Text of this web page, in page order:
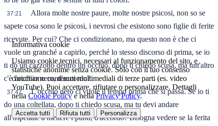
37:21
Allora molte nostre paure, molte nostre psicosi, non so se
sapete cosa sono le psicosi, i nevrosi che esistono sono figlie di ferite
ricevute. Per cui? Che ci condizionano, ma questo non è che ci
vuole un granché a capirlo, perché lo stesso discorso di prima, se io
ti do un cazzotto dentro un occhio, dopo ti chiedo scusa, ma tutt'altro
c'è l'occhio nero, d'accordo?
37:47
L'occhio nero ci vuole il tempo prima che si passa. Se io ti
do una coltellata, dopo ti chiedo scusa, ma tu devi andare
all'ospedale a mettere i punti, d'accordo? Bisogna vedere se la ferita
Informativa cookie
Usiamo cookie tecnici, necessari al funzionamento del sito, e
statistiche anonime senza cookie. Solo con il tuo consenso
carichiamo contenuti multimediali di terze parti (es. video
YouTube). Puoi accettare, rifiutare o personalizzare. Dettagli
nella Cookie Policye nellaPrivacy Policy.
Accetta tutti Rifiuta tutti Personalizza